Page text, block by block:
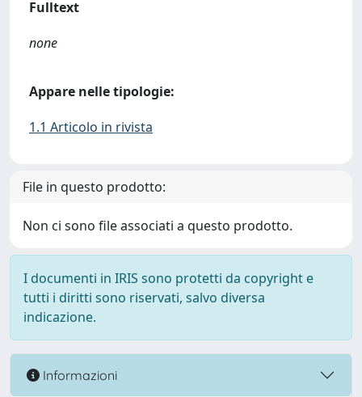
Fulltext
none
Appare nelle tipologie:
1.1 Articolo in rivista
File in questo prodotto:
Non ci sono file associati a questo prodotto.
I documenti in IRIS sono protetti da copyright e
tutti i diritti sono riservati, salvo diversa
indicazione.
Informazioni